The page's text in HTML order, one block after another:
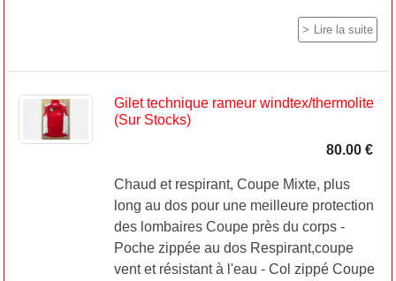
Lire la suite
Gilet technique rameur windtex/thermolite
(Sur Stocks)
80.00 €
Chaud et respirant, Coupe Mixte, plus
long au dos pour une meilleure protection
des lombaires Coupe près du corps -
Poche zippée au dos Respirant,coupe
vent et résistant à l'eau - Col zippé Coupe